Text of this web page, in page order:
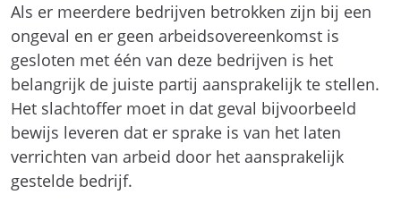
Als er meerdere bedrijven betrokken zijn bij een
ongeval en er geen arbeidsovereenkomst is
gesloten met één van deze bedrijven is het
belangrijk de juiste partij aansprakelijk te stellen.
Het slachtoffer moet in dat geval bijvoorbeeld
bewijs leveren dat er sprake is van het laten
verrichten van arbeid door het aansprakelijk
gestelde bedrijf.